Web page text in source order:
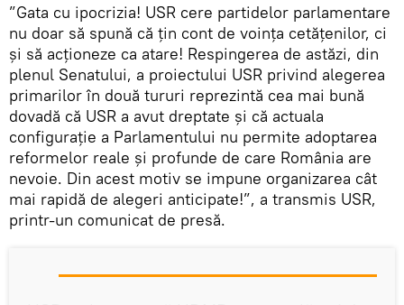
”Gata cu ipocrizia! USR cere partidelor parlamentare
nu doar să spună că ţin cont de voinţa cetăţenilor, ci
şi să acţioneze ca atare! Respingerea de astăzi, din
plenul Senatului, a proiectului USR privind alegerea
primarilor în două tururi reprezintă cea mai bună
dovadă că USR a avut dreptate şi că actuala
configuraţie a Parlamentului nu permite adoptarea
reformelor reale şi profunde de care România are
nevoie. Din acest motiv se impune organizarea cât
mai rapidă de alegeri anticipate!”, a transmis USR,
printr-un comunicat de presă.